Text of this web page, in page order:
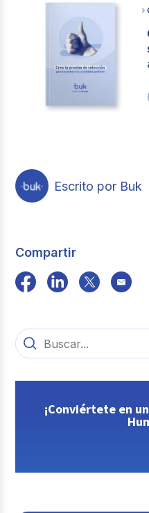
Escrito por Buk
Compartir
¡Conviértete en